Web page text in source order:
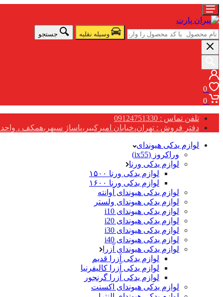
وسیله نقلیه جستجو
0
0
تلفن تماس : 09124751330
دفتر فروش : تهران،خیابان امیرکبیر،پاساژ سپهر،همکف ، واحد G17
لوازم یدکی هیوندای
وراکروز (ix55)
لوازم یدکی ورنا
لوازم یدکی ورنا ۱۵۰۰
لوازم یدکی ورنا ۱۶۰۰
لوازم یدکی هیوندای آوانته
لوازم یدکی هیوندای ولستر
لوازم یدکی هیوندای i10
لوازم یدکی هیوندای i20
لوازم یدکی هیوندای i30
لوازم یدکی هیوندای i40
لوازم یدکی هیوندای آزرا
لوازم یدکی آزرا قدیم
لوازم یدکی آزرا کالیفرنیا
لوازم یدکی آزرا گرنجور
لوازم یدکی هیوندای اکسنت